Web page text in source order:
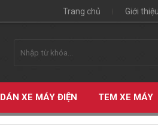
Trang chủ Giới thiệu
DÁN XE MÁY ĐIỆN TEM XE MÁY